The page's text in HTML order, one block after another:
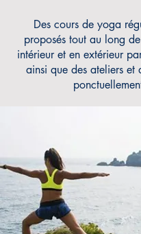
Des cours de yoga
proposés tout au long
intérieur et en extérieur
ainsi que des ateliers et